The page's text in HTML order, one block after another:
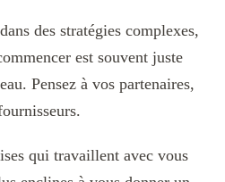
des stratégies complexes,
est souvent juste
Pensez à vos partenaires,
qui travaillent avec vous